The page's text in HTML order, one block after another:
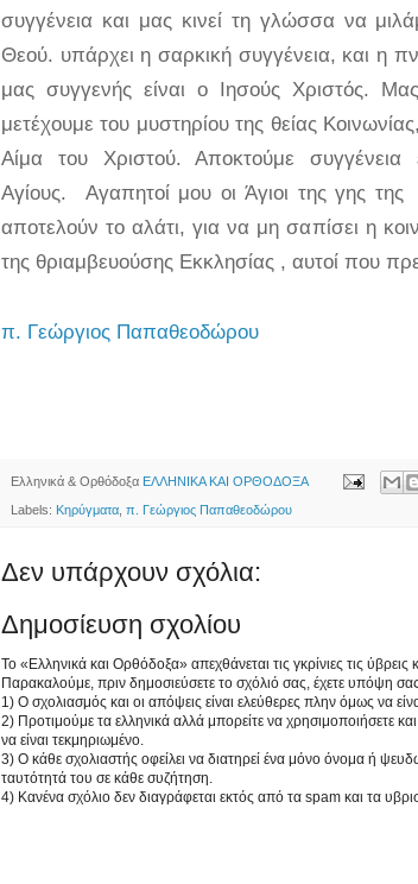
συγγένεια και μας κινεί τη γλώσσα να
Θεού. υπάρχει η σαρκική συγγένεια, και η
μας συγγενής είναι ο Ιησούς Χριστός.
μετέχουμε του μυστηρίου της θείας
Αίμα του Χριστού. Αποκτούμε
Αγίους. Αγαπητοί μου οι Άγιοι της γης
αποτελούν το αλάτι, για να μη σαπίσει η
της θριαμβευούσης Εκκλησίας , αυτοί που
π. Γεώργιος Παπαθεοδώρου
Ελληνικά & Ορθόδοξα ΕΛΛΗΝΙΚΑ ΚΑΙ ΟΡΘΟΔΟΞΑ
Labels: Κηρύγματα π. Γεώργιος Παπαθεοδώρου
Δεν υπάρχουν σχόλια:
Δημοσίευση σχολίου
Το «Ελληνικά και Ορθόδοξα» απεχθάνεται τις γκρίνιες τις
Παρακαλούμε, πριν δημοσιεύσετε το σχόλιό σας, έχετε υπόψη
1) Ο σχολιασμός και οι απόψεις είναι ελεύθερες πλην όμως να
2) Προτιμούμε τα ελληνικά αλλά μπορείτε να χρησιμοποιήσετε
να είναι τεκμηριωμένο.
3) Ο κάθε σχολιαστής οφείλει να διατηρεί ένα μόνο όνομα ή
ταυτότητά του σε κάθε συζήτηση.
4) Κανένα σχόλιο δεν διαγράφεται εκτός από τα spam και τα